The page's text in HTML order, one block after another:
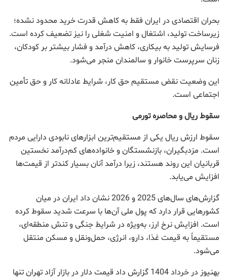
بحران اقتصادی در ایران فقط به کاهش قدرت خرید محدود نشده؛
زیرساخت تولید، اشتغال و امنیت شغلی را نیز تضعیف کرده است.
فرسایش تولید به بیکاری، کاهش درآمد و فشار بیشتر بر کودکان،
زنان سرپرست خانوار و سالمندان منجر می‌شود.
این وضعیت نقض مستقیم حق کار، شرایط عادلانه کار و حق تأمین
اجتماعی است.
سقوط ریال و محاصره تورمی
سقوط ارزش ریال یکی از مستقیم‌ترین ابزارهای نابودی دارایی مردم
است. مزدبگیران، بازنشستگان و خانواده‌های کم‌درآمد نخستین
قربانیان این روند هستند، زیرا درآمد آنان بسیار کندتر از قیمت‌ها
افزایش می‌یابد.
گزارش‌های سال‌های 2025 و 2026 نشان داد ایران در میان
کشورهایی قرار دارد که پول ملی آن‌ها با سرعت شدید سقوط کرده
است. افزایش نرخ ارز، به‌ویژه در شرایط جنگی و تنش منطقه‌ای،
مستقیماً به قیمت غذا، دارو، انرژی، حمل‌ونقل و مسکن منتقل
می‌شود.
بهنیوز در خرداد 1404 گزارش داد قیمت دلار در بازار آزاد تهران تنها